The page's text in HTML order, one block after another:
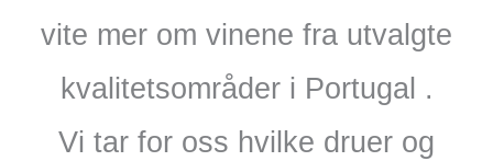
vite mer om vinene fra utvalgte
kvalitetsområder i Portugal .
Vi tar for oss hvilke druer og